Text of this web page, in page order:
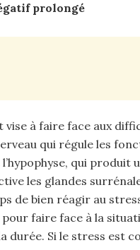
prolongé
à faire face aux
qui régule les
qui produit
les glandes
de bien réagir au
faire face à la
durée. Si le stress est